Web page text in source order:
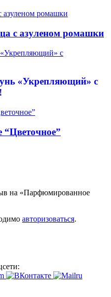
с азуленом ромашки
«Укрепляющий» с
на «Парфюмированное
авторизоваться.